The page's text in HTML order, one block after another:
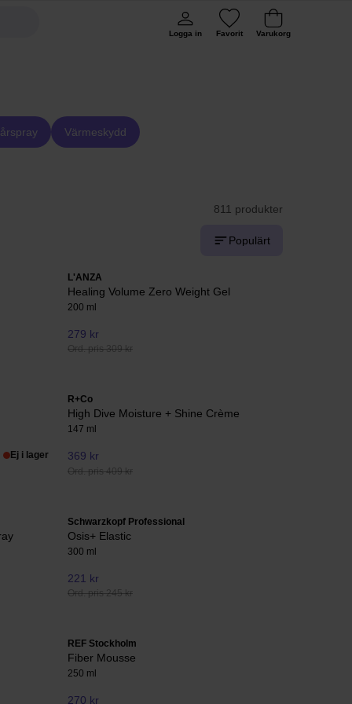
Logga in Favorit Varukorg
Värmeskydd
811 produkter
Populärt
L'ANZA
Healing Volume Zero Weight Gel
200 ml
279 kr
Ord. pris 309 kr
Ej i lager
R+Co
High Dive Moisture + Shine Crème
147 ml
369 kr
Ord. pris 409 kr
Schwarzkopf Professional
Osis+ Elastic
300 ml
221 kr
Ord. pris 245 kr
REF Stockholm
Fiber Mousse
250 ml
270 kr